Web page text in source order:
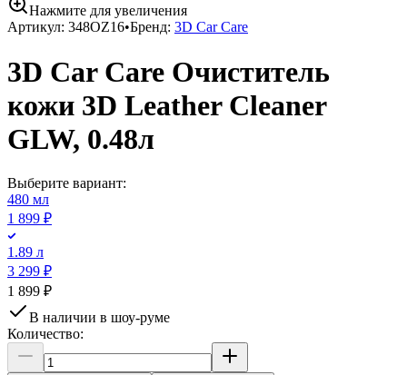
Нажмите для увеличения
Артикул: 348OZ16•Бренд: 3D Car Care
3D Car Care Очиститель
кожи 3D Leather Cleaner
GLW, 0.48л
Выберите вариант:
480 мл
1 899 ₽
1.89 л
3 299 ₽
1 899 ₽
В наличии в шоу-руме
Количество: